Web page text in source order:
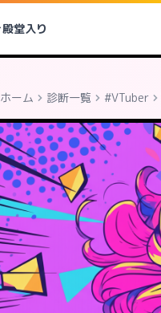
殿堂入り
ホーム 診断一覧 #VTuber